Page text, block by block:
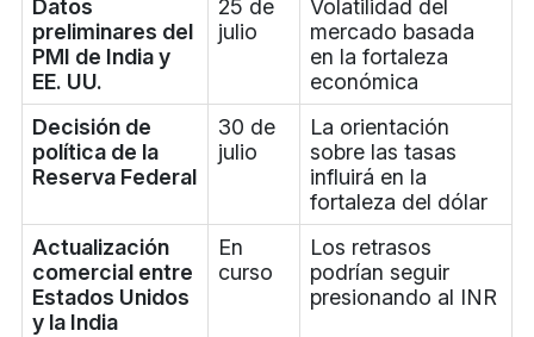
Datos
preliminares del
PMI de India y
EE. UU.
25 de
julio
Volatilidad del
mercado basada
en la fortaleza
económica
Decisión de
política de la
Reserva Federal
30 de
julio
La orientación
sobre las tasas
influirá en la
fortaleza del dólar
Actualización
comercial entre
Estados Unidos
y la India
En
curso
Los retrasos
podrían seguir
presionando al INR